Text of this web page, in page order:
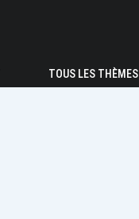
TOUS LES THÈMES